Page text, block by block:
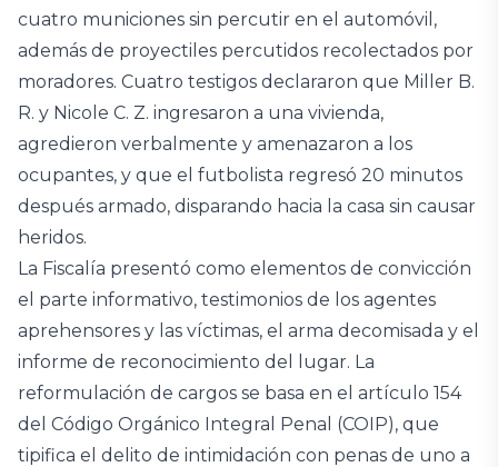
cuatro municiones sin percutir en el automóvil,
además de proyectiles percutidos recolectados por
moradores. Cuatro testigos declararon que Miller B.
R. y Nicole C. Z. ingresaron a una vivienda,
agredieron verbalmente y amenazaron a los
ocupantes, y que el futbolista regresó 20 minutos
después armado, disparando hacia la casa sin causar
heridos.
La Fiscalía presentó como elementos de convicción
el parte informativo, testimonios de los agentes
aprehensores y las víctimas, el arma decomisada y el
informe de reconocimiento del lugar. La
reformulación de cargos se basa en el artículo 154
del Código Orgánico Integral Penal (COIP), que
tipifica el delito de intimidación con penas de uno a